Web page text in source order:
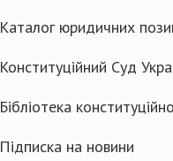
Каталог юридичних
Конституційний Суд
Бібліотека
Підписка на новини